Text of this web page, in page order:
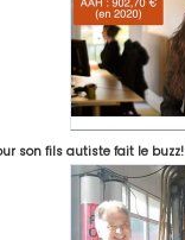
son fils autiste fait le buzz!